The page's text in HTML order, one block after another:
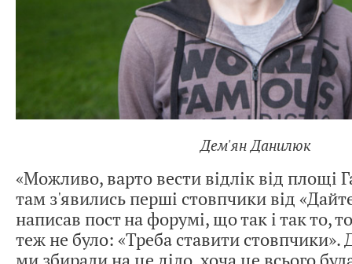
Дем'ян Данилюк
«Можливо, варто вести відлік від площі
там з'явились перші стовпчики від
написав пост на форумі, що так і так то,
теж не було: «Треба ставити стовпчики».